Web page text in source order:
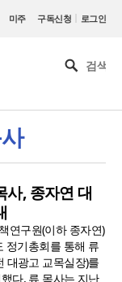
미주 구독신청 | 로그인
사, 종자연 대
연구원(이하 종자연)
정기총회를 통해 류
대광고 교목실장)를
다. 류 목사는 지난